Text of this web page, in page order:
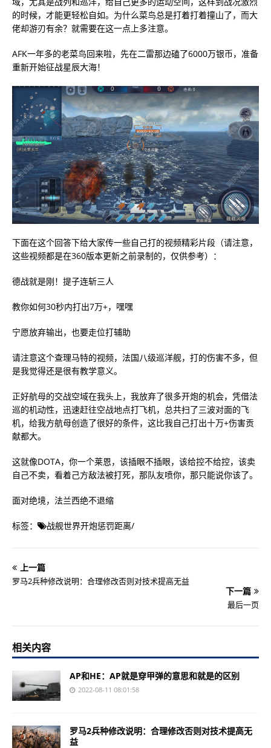
的时候，才能更轻松自如。为什么菜鸟总是打着打着撞山了，而大
佬却游刃有余？就需要在这一点上多注意。
AFK一年多的老菜鸟回来啦，先在二雷那边磕了6000万银币，准备
重新开始征战星辰大海！
下面在这个回答下给大家传一些自己打的视频精彩片段（请注意，
这些视频都是在360版本更新之前录制的，仅供参考）：
德战就是刚！提子连斩三人
教你如何30秒内打出7万+，嘿嘿
宁愿放弃输出，也要走位打辅助
请注意这个查理马特的视频，法国八级巡洋舰，打的伤害不多，但
是我觉得还是很有教学意义。
正好航母的交战空域在我头上，我放弃了很多开炮的机会，凭借法
巡的机动性，迅速赶往空战地点打飞机，总共扫了三波对面的飞
机，给我方航母创造了很好的条件，这比我自己打出十万+伤害贡
献都大。
这就像DOTA，你一个莱恩，该插眼不插眼，该给控不给控，该卖
自己不卖，看着己方敌法被打死，那队友喷你，那只能说你该了。
面对绝境，法兰西绝不退缩
标签： 战舰世界开炮惩罚距离/
上一篇
罗马2兵种修改说明：合理修改否则对技术提高无益
下一篇
最后一页
相关内容
AP和HE：AP就是穿甲弹的意思和就是的区别
2022-08-11 08:01:58
罗马2兵种修改说明：合理修改否则对技术提高无
益